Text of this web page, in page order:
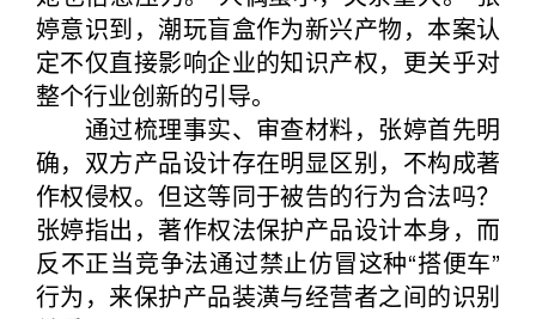
婷意识到，潮玩盲盒作为新兴产物，本案认
定不仅直接影响企业的知识产权，更关乎对
整个行业创新的引导。
通过梳理事实、审查材料，张婷首先明
确，双方产品设计存在明显区别，不构成著
作权侵权。但这等同于被告的行为合法吗？
张婷指出，著作权法保护产品设计本身，而
反不正当竞争法通过禁止仿冒这种“搭便车”
行为，来保护产品装潢与经营者之间的识别